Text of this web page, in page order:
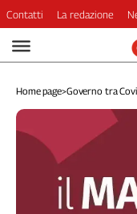
Video
Dirette
Longform
Copertine
Economia
Contatti La redazione
Home page>Governo tra